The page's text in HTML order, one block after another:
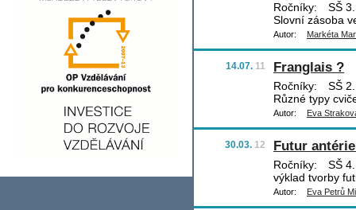
Ročníky:
SŠ
Slovní zásoba
Autor: Markéta
14.07. 11 Franglais ?
Ročníky:
SŠ
Různé typy
Autor: Eva
30.03. 12 Futur
Ročníky:
SŠ
výklad tvorby
Autor: Eva Petrů